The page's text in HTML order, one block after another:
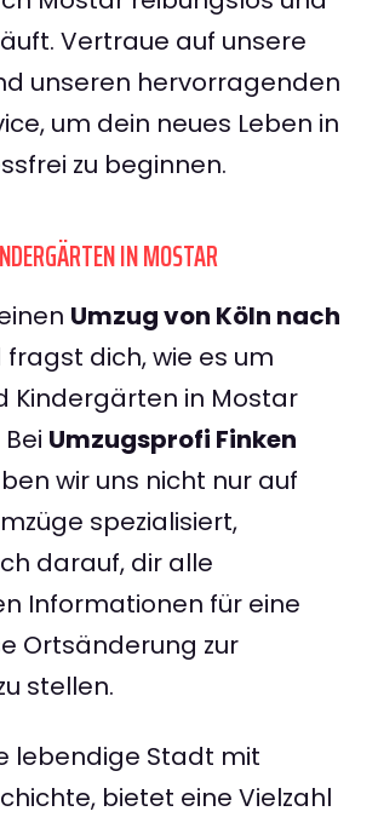
Vertraue auf unsere
unseren hervorragenden
um dein neues Leben in
zu beginnen.
IN MOSTAR
Umzug von Köln nach
fragst dich, wie es um
Kindergärten in Mostar
Umzugsprofi Finken
wir uns nicht nur auf
spezialisiert,
darauf, dir alle
Informationen für eine
Ortsänderung zur
stellen.
lebendige Stadt mit
bietet eine Vielzahl